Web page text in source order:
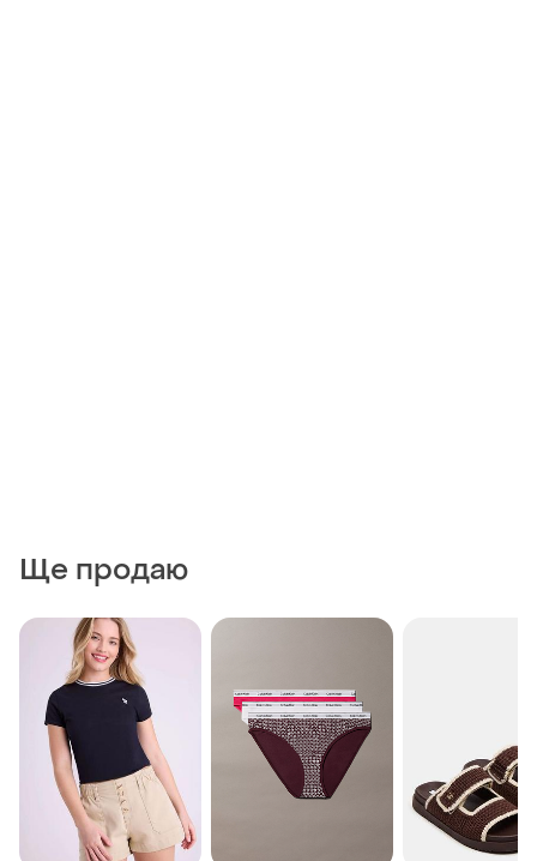
Ще продаю